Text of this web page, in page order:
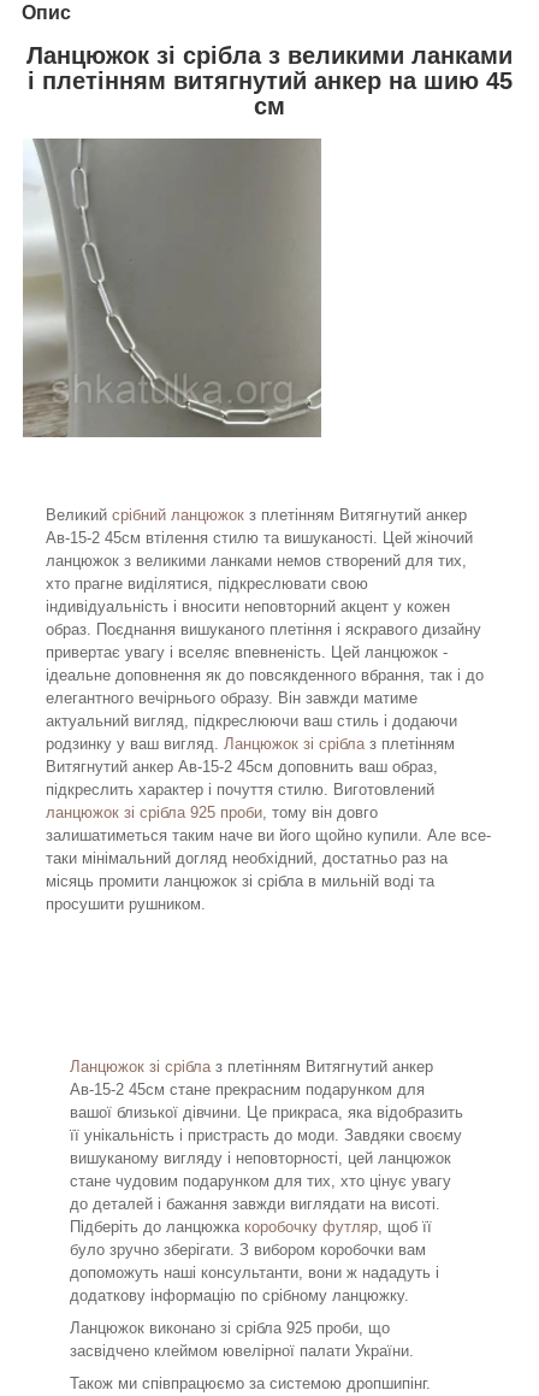
Опис
Ланцюжок зі срібла з великими ланками
і плетінням витягнутий анкер на шию 45
см
Великий срібний ланцюжок з плетінням Витягнутий анкер
Ав-15-2 45см втілення стилю та вишуканості. Цей жіночий
ланцюжок з великими ланками немов створений для тих,
хто прагне виділятися, підкреслювати свою
індивідуальність і вносити неповторний акцент у кожен
образ. Поєднання вишуканого плетіння і яскравого дизайну
привертає увагу і вселяє впевненість. Цей ланцюжок -
ідеальне доповнення як до повсякденного вбрання, так і до
елегантного вечірнього образу. Він завжди матиме
актуальний вигляд, підкреслюючи ваш стиль і додаючи
родзинку у ваш вигляд. Ланцюжок зі сріблаз плетінням
Витягнутий анкер Ав-15-2 45см доповнить ваш образ,
підкреслить характер і почуття стилю. Виготовлений
ланцюжок зі срібла 925 проби, тому він довго
залишатиметься таким наче ви його щойно купили. Але все-
таки мінімальний догляд необхідний, достатньо раз на
місяць промити ланцюжок зі срібла в мильній воді та
просушити рушником.
Ланцюжок зі сріблаз плетінням Витягнутий анкер
Ав-15-2 45см стане прекрасним подарунком для
вашої близької дівчини. Це прикраса, яка відобразить
її унікальність і пристрасть до моди. Завдяки своєму
вишуканому вигляду і неповторності, цей ланцюжок
стане чудовим подарунком для тих, хто цінує увагу
до деталей і бажання завжди виглядати на висоті.
Підберіть до ланцюжка коробочку футляр, щоб її
було зручно зберігати. З вибором коробочки вам
допоможуть наші консультанти, вони ж нададуть і
додаткову інформацію по срібному ланцюжку.
Ланцюжок виконано зі срібла 925 проби, що
засвідчено клеймом ювелірної палати України.
Також ми співпрацюємо за системою дропшипінг.